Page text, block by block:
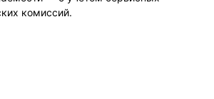
комиссий.